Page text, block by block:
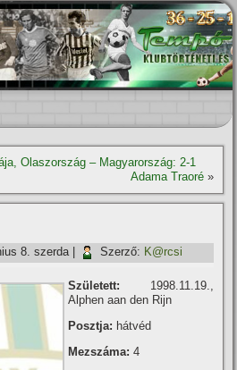
Olaszország – Magyarország: 2-1
Adama Traoré»
8. szerda| Szerző: K@rcsi
Született: 1998.11.19.,
Alphen aan den Rijn
Posztja: hátvéd
Mezszáma: 4